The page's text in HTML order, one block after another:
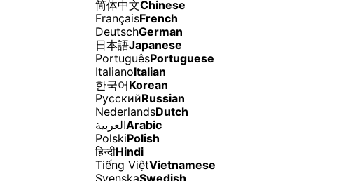
简体中文Chinese
FrançaisFrench
DeutschGerman
日本語Japanese
PortuguêsPortuguese
ItalianoItalian
한국어Korean
РусскийRussian
NederlandsDutch
العربيةArabic
PolskiPolish
हिन्दीHindi
Tiếng ViệtVietnamese
SvenskaSwedish